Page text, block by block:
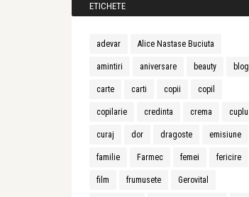
ETICHETE
adevar Alice Nastase Buciuta
amintiri aniversare beauty blog
carte carti copii copil
copilarie credinta crema cuplu
curaj dor dragoste emisiune
familie Farmec femei fericire
film frumusete Gerovital